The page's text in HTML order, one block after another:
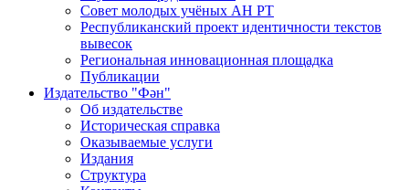
Совет молодых учёных АН РТ
Республиканский проект идентичности текстов
вывесок
Региональная инновационная площадка
Публикации
Издательство "Фән"
Об издательстве
Историческая справка
Оказываемые услуги
Издания
Структура